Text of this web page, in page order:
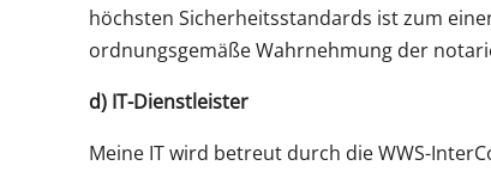
höchsten Sicherheitsstandards ist zum
ordnungsgemäße Wahrnehmung der
d) IT-Dienstleister
Meine IT wird betreut durch die WWS-